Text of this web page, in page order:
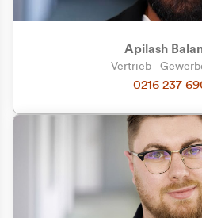
Zu welcher
gehören
Privatkunde
Geschäftskunde
Apilash
Vertrieb -
0216 237